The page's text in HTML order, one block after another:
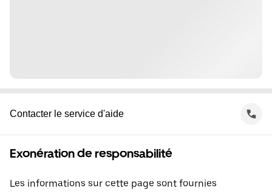
Contacter le service d'aide
Exonération de responsabilité
Les informations sur cette page sont fournies